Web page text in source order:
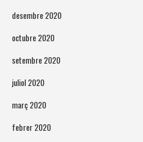
desembre 2020
octubre 2020
setembre 2020
juliol 2020
març 2020
febrer 2020